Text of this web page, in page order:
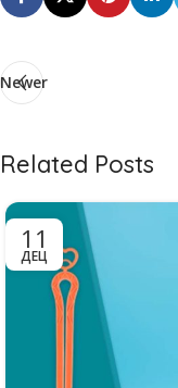
Newer
Related Posts
11
ДЕЦ